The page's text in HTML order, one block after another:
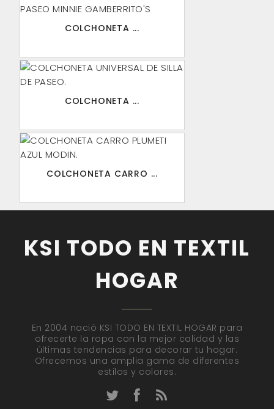
COLCHONETA ...
COLCHONETA ...
COLCHONETA CARRO ...
KSI TODO EN TEXTIL
HOGAR
En 2004 nació KSI TODO EN TEXTIL HOGAR para
ofrecerte la ropa con la mejor calidad y las
últimas tendencias para decorar tu hogar.
Ofrecemos una amplia gama de diferentes
estilos y colores.